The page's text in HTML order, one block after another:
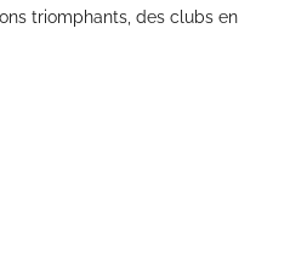
triomphants, des clubs en